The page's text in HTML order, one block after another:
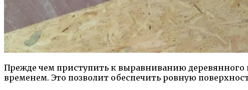
Прежде чем приступить к выравниванию
временем. Это позволит обеспечить ровную